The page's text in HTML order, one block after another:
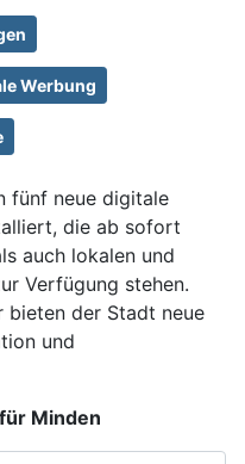
Werbung
fünf neue digitale
die ab sofort
auch lokalen und
Verfügung stehen.
bieten der Stadt neue
und
Minden